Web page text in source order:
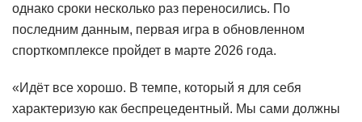
однако сроки несколько раз переносились. По
последним данным, первая игра в обновленном
спорткомплексе пройдет в марте 2026 года.
«Идёт все хорошо. В темпе, который я для себя
характеризую как беспрецедентный. Мы сами должны